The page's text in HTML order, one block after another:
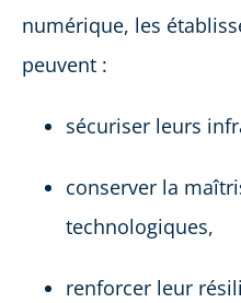
numérique, les
peuvent :
sécuriser leurs
conserver la
technologiques,
renforcer leur